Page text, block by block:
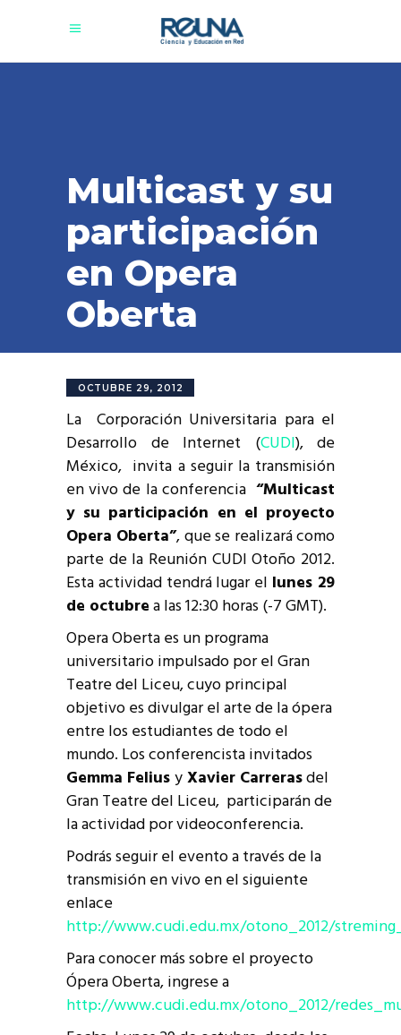
Multicast y su
participación
en Opera
Oberta
OCTUBRE 29, 2012
La Corporación Universitaria para el
Desarrollo de Internet (CUDI), de
México, invita a seguir la transmisión
en vivo de la conferencia “Multicast
y su participación en el proyecto
Opera Oberta”, que se realizará como
parte de la Reunión CUDI Otoño 2012.
Esta actividad tendrá lugar el lunes 29
de octubrea las 12:30 horas (-7 GMT).
Opera Oberta es un programa
universitario impulsado por el Gran
Teatre del Liceu, cuyo principal
objetivo es divulgar el arte de la ópera
entre los estudiantes de todo el
mundo. Los conferencista invitados
Gemma FeliusyXavier Carrerasdel
Gran Teatre del Liceu, participarán de
la actividad por videoconferencia.
Podrás seguir el evento a través de la
transmisión en vivo en el siguiente
enlace
http://www.cudi.edu.mx/otono_2012/
Para conocer más sobre el proyecto
Ópera Oberta, ingrese a
http://www.cudi.edu.mx/otono_2012/